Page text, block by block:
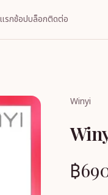
รกช้อปบล็อกติดต่อ
Winyi
฿